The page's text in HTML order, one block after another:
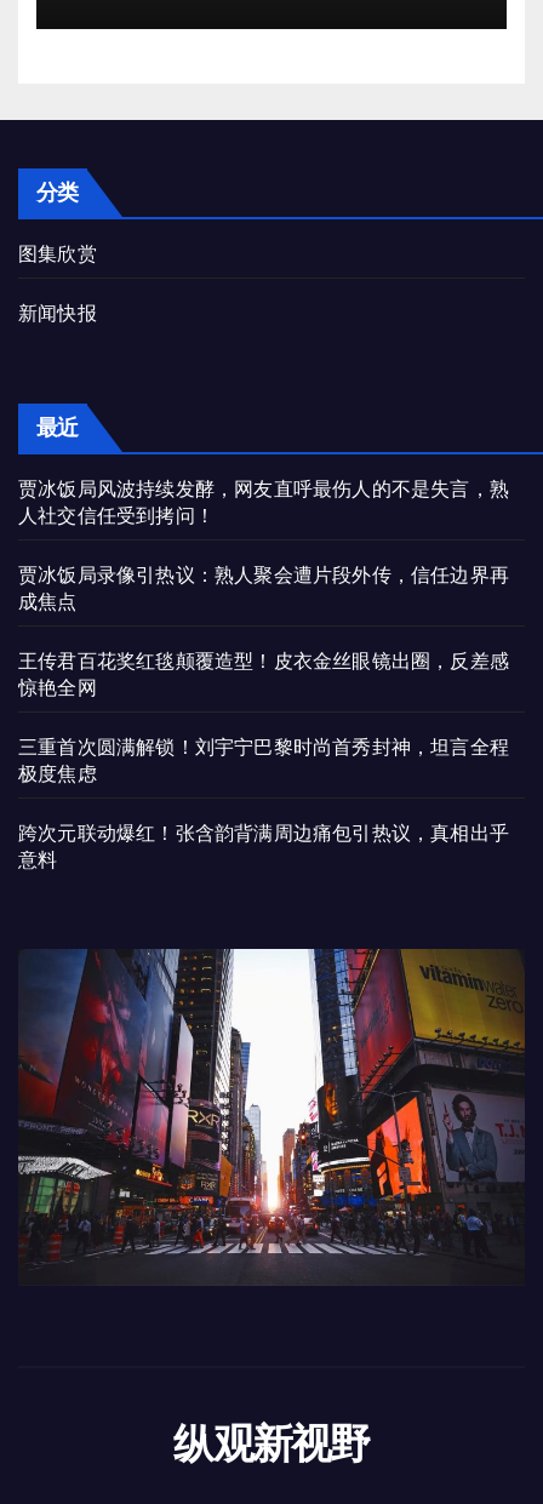
分类
图集欣赏
新闻快报
最近
贾冰饭局风波持续发酵，网友直呼最伤人的不是失言，熟
人社交信任受到拷问！
贾冰饭局录像引热议：熟人聚会遭片段外传，信任边界再
成焦点
王传君百花奖红毯颠覆造型！皮衣金丝眼镜出圈，反差感
惊艳全网
三重首次圆满解锁！刘宇宁巴黎时尚首秀封神，坦言全程
极度焦虑
跨次元联动爆红！张含韵背满周边痛包引热议，真相出乎
意料
纵观新视野